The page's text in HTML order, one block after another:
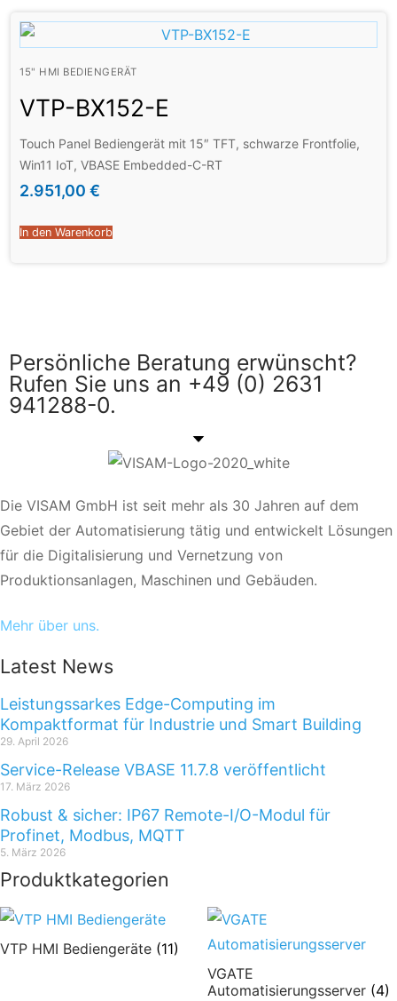
15" HMI BEDIENGERÄT
VTP-BX152-E
Touch Panel Bediengerät mit 15″ TFT, schwarze Frontfolie,
Win11 IoT, VBASE Embedded-C-RT
2.951,00 €
In den Warenkorb
Persönliche Beratung erwünscht?
Rufen Sie uns an +49 (0) 2631
941288-0.
Die VISAM GmbH ist seit mehr als 30 Jahren auf dem
Gebiet der Automatisierung tätig und entwickelt Lösungen
für die Digitalisierung und Vernetzung von
Produktionsanlagen, Maschinen und Gebäuden.
Mehr über uns.
Latest News
Leistungssarkes Edge-Computing im
Kompaktformat für Industrie und Smart Building
29. April 2026
Service-Release VBASE 11.7.8 veröffentlicht
17. März 2026
Robust & sicher: IP67 Remote-I/O-Modul für
Profinet, Modbus, MQTT
5. März 2026
Produktkategorien
VTP HMI Bediengeräte (11)
VGATE
Automatisierungsserver (4)